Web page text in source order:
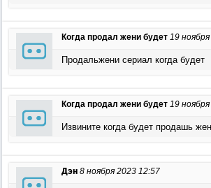
Когда продал жени будет 19
Продальжени сериал когда будет
Когда продал жени будет 19
Извините когда будет продашь
Дэн 8 ноября 2023 12:57